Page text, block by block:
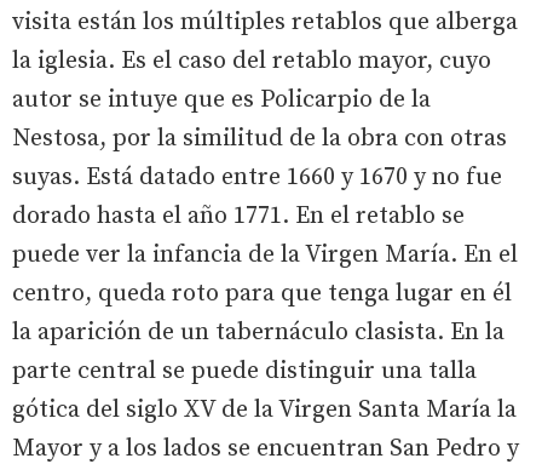
visita están los múltiples retablos que alberga
la iglesia. Es el caso del retablo mayor, cuyo
autor se intuye que es Policarpio de la
Nestosa, por la similitud de la obra con otras
suyas. Está datado entre 1660 y 1670 y no fue
dorado hasta el año 1771. En el retablo se
puede ver la infancia de la Virgen María. En el
centro, queda roto para que tenga lugar en él
la aparición de un tabernáculo clasista. En la
parte central se puede distinguir una talla
gótica del siglo XV de la Virgen Santa María la
Mayor y a los lados se encuentran San Pedro y